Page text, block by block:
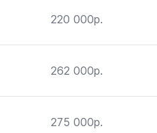
220 000р.
262 000р.
275 000р.